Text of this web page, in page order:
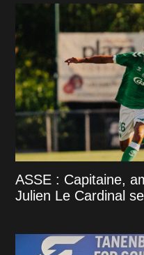
ASSE : Capitaine,
Julien Le Cardinal